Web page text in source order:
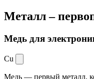
Металл –
Медь для
Cu
Медь — первый металл,